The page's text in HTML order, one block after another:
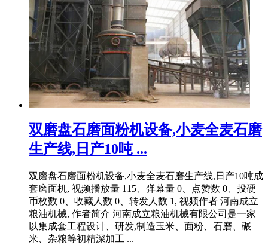
双磨盘石磨面粉机设备,小麦全麦石磨
生产线,日产10吨 ...
双磨盘石磨面粉机设备,小麦全麦石磨生产线,日产10吨成
套磨面机, 视频播放量 115、弹幕量 0、点赞数 0、投硬
币枚数 0、收藏人数 0、转发人数 1, 视频作者 河南成立
粮油机械, 作者简介 河南成立粮油机械有限公司是一家
以集成套工程设计、研发,制造玉米、面粉、石磨、碾
米、杂粮等初精深加工 ...